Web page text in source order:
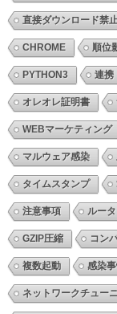
直接ダウンロード禁
CHROME 順位
PYTHON3 連携
オレオレ証明書
WEBマーケティング
マルウェア感染
タイムスタンプ
注意事項 ルータ
GZIP圧縮 コン
複数起動 感染
ネットワークチュー